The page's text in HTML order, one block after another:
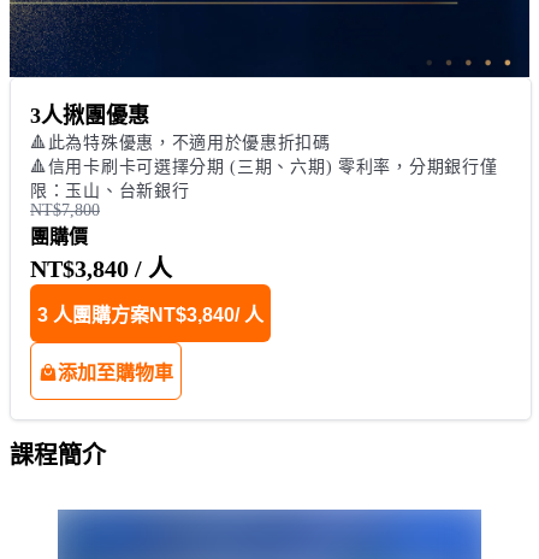
3人揪團優惠
🔺此為特殊優惠，不適用於優惠折扣碼
🔺信用卡刷卡可選擇分期 (三期、六期) 零利率，分期銀行僅
限：玉山、台新銀行
NT$7,800
團購價
NT$3,840 / 人
3 人團購方案NT$3,840/ 人
添加至購物車
課程簡介